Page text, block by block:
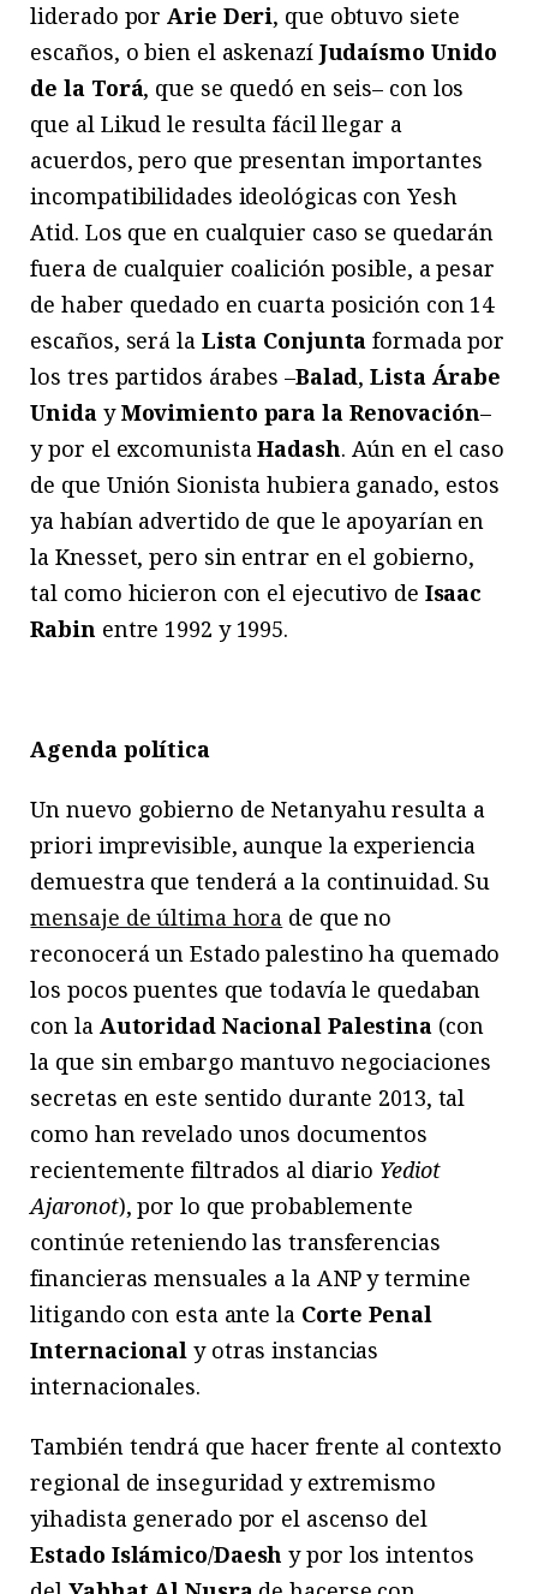
liderado porArie Deri, que obtuvo siete
escaños, o bien el askenazí Judaísmo Unido
de la Torá, que se quedó en seis– con los
que al Likud le resulta fácil llegar a
acuerdos, pero que presentan importantes
incompatibilidades ideológicas con Yesh
Atid. Los que en cualquier caso se quedarán
fuera de cualquier coalición posible, a pesar
de haber quedado en cuarta posición con 14
escaños, será la Lista Conjunta formada por
los tres partidos árabes –Balad,Lista Árabe
UnidayMovimiento para la Renovación–
y por el excomunistaHadash. Aún en el caso
de que Unión Sionista hubiera ganado, estos
ya habían advertido de que le apoyarían en
la Knesset, pero sin entrar en el gobierno,
tal como hicieron con el ejecutivo de Isaac
Rabin entre 1992 y 1995.
Agenda política
Un nuevo gobierno de Netanyahu resulta a
priori imprevisible, aunque la experiencia
demuestra que tenderá a la continuidad. Su
mensaje de última hora de que no
reconocerá un Estado palestino ha quemado
los pocos puentes que todavía le quedaban
con la Autoridad Nacional Palestina(con
la que sin embargo mantuvo negociaciones
secretas en este sentido durante 2013, tal
como han revelado unos documentos
recientemente filtrados al diario Yediot
Ajaronot), por lo que probablemente
continúe reteniendo las transferencias
financieras mensuales a la ANP y termine
litigando con esta ante la Corte Penal
Internacional y otras instancias
internacionales.
También tendrá que hacer frente al contexto
regional de inseguridad y extremismo
yihadista generado por el ascenso del
Estado Islámico/Daesh y por los intentos